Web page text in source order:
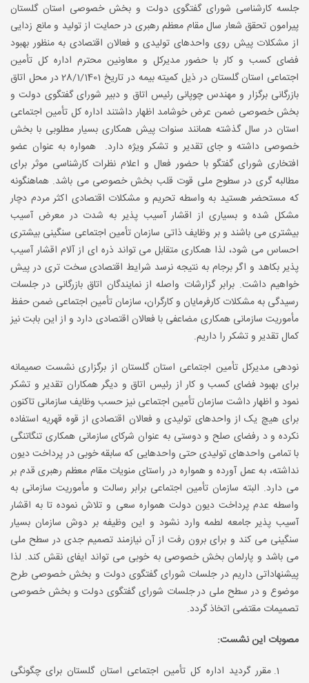
جلسه کارشناسی شورای گفتگوی دولت و بخش خصوصی استان گلستان
پیرامون تحقق شعار سال مقام معظم رهبری در حمایت از تولید و مانع زدایی
از مشکلات پیش روی واحدهای تولیدی و فعالان اقتصادی به منظور بهبود
فضای کسب و کار با حضور مدیرکل و معاونین محترم اداره کل تأمین
اجتماعی استان گلستان در ذیل کمیته بیمه در تاریخ 28/1/1401 در محل اتاق
بازرگانی برگزار و مهندس چوپانی رئیس اتاق و دبیر شورای گفتگوی دولت و
بخش خصوصی ضمن عرض خوشامد اظهار داشتند اداره کل تأمین اجتماعی
استان در سال گذشته همانند سنوات پیش همکاری بسیار مطلوبی با بخش
خصوصی داشته و جای تقدیر و تشکر ویژه دارد. همواره به عنوان عضو
افتخاری شورای گفتگو با حضور فعال و اعلام نظرات کارشناسی موثر برای
مطالبه گری در سطوح ملی قوت قلب بخش خصوصی می باشد. هماهنگونه
که مستحضر هستید به واسطه تحریم و مشکلات اقتصادی اکثر مردم دچار
مشکل شده و بسیاری از اقشار آسیب پذیر به شدت در معرض آسیب
بیشتری می باشند و بر وظایف ذاتی سازمان تأمین اجتماعی سنگینی بیشتری
احساس می شود، لذا همکاری متقابل می تواند ذره ای از آلام اقشار آسیب
پذیر بکاهد و اگر برجام به نتیجه نرسد شرایط اقتصادی سخت تری در پیش
خواهیم داشت. برابر گزارشات واصله از نمایندگان اتاق بازرگانی در جلسات
رسیدگی به مشکلات کارفرمایان و کارگران، سازمان تأمین اجتماعی ضمن حفظ
مأموریت سازمانی همکاری مضاعفی با فعالان اقتصادی دارد و از این بابت نیز
کمال تقدیر و تشکر را داریم.
نودهی مدیرکل تأمین اجتماعی استان گلستان از برگزاری نشست صمیمانه
برای بهبود فضای کسب و کار از رئیس اتاق و دیگر همکاران تقدیر و تشکر
نمود و اظهار داشت سازمان تأمین اجتماعی نیز حسب وظایف سازمانی تاکنون
برای هیچ یک از واحدهای تولیدی و فعالان اقتصادی از قوه قهریه استفاده
نکرده و د رفضای صلح و دوستی به عنوان شرکای سازمانی همکاری تنگاتنگی
با تمامی واحدهای تولیدی حتی واحدهایی که سابقه خوبی در پرداخت دیون
نداشته، به عمل آورده و همواره در راستای منویات مقام معظم رهبری قدم بر
می دارد. البته سازمان تأمین اجتماعی برابر رسالت و مأموریت سازمانی به
واسطه عدم پرداخت دیون دولت همواره سعی و تلاش نموده تا به اقشار
آسیب پذیر جامعه لطمه وارد نشود و این وظیفه بر دوش سازمان بسیار
سنگینی می کند و برای برون رفت از آن نیازمند تصمیم جدی در سطح ملی
می باشد و پارلمان بخش خصوصی به خوبی می تواند ایفای نقش کند. لذا
پیشنهاداتی داریم در جلسات شورای گفتگوی دولت و بخش خصوصی طرح
موضوع و در سطح ملی در جلسات شورای گفتگوی دولت و بخش خصوصی
تصمیمات مقتضی اتخاذ گردد.
مصوبات این نشست:
مقرر گردید اداره کل تأمین اجتماعی استان گلستان برای چگونگی